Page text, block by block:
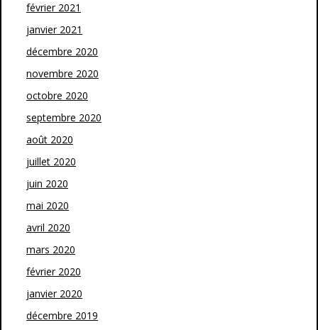
février 2021
janvier 2021
décembre 2020
novembre 2020
octobre 2020
septembre 2020
août 2020
juillet 2020
juin 2020
mai 2020
avril 2020
mars 2020
février 2020
janvier 2020
décembre 2019